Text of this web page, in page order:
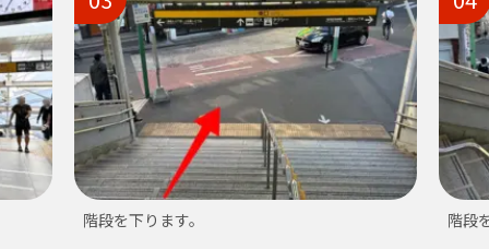
階段を下ります。 階段